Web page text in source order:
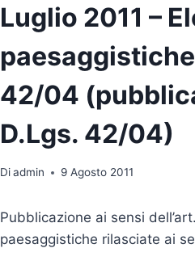
Luglio 2011 –
42/04
D.Lgs. 42/04)
Diadmin 9 Agosto 2011
Pubblicazione ai sensi
paesaggistiche rilasciate ai